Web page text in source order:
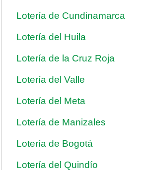
Lotería de Cundinamarca
Lotería del Huila
Lotería de la Cruz Roja
Lotería del Valle
Lotería del Meta
Lotería de Manizales
Lotería de Bogotá
Lotería del Quindío